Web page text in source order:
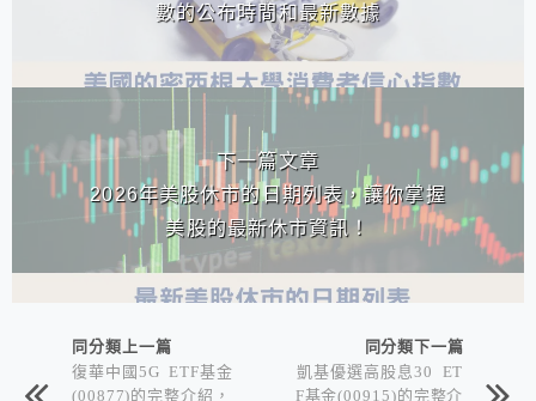
數的公布時間和最新數據
下一篇文章
2026年美股休市的日期列表，讓你掌握
美股的最新休市資訊！
同分類上一篇
復華中國5G ETF基金
(00877)的完整介紹，
同分類下一篇
凱基優選高股息30 ET
F基金(00915)的完整介